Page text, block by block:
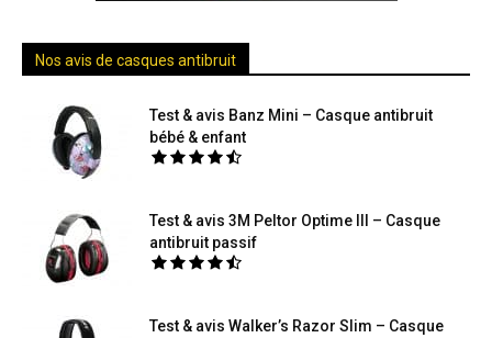
Nos avis de casques antibruit
Test & avis Banz Mini – Casque antibruit
bébé & enfant
Test & avis 3M Peltor Optime III – Casque
antibruit passif
Test & avis Walker’s Razor Slim – Casque